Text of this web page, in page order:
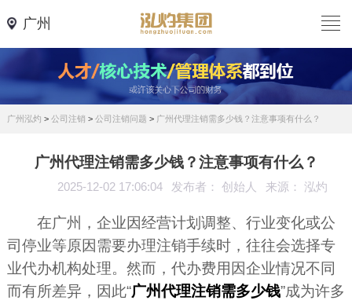
广州
广州泓灼 > 公司注销 > 公司注销问题 > 广州代理注销需多少钱？注意事项有什么？
广州代理注销需多少钱？注意事项有什么？
2025-12-02 17:06:04 发布者： 创始人 来源： 泓灼
在广州，企业因经营计划调整、行业变化或公
司停业等原因需要办理注销手续时，往往会选择专
业代办机构处理。然而，代办费用因企业情况不同
而有所差异，因此“广州代理注销需多少钱”成为许多